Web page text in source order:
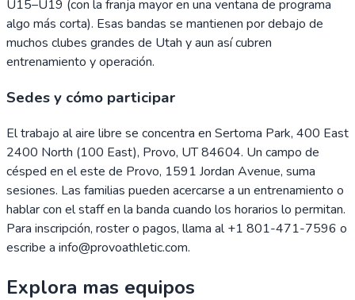
U15–U19 (con la franja mayor en una ventana de programa
algo más corta). Esas bandas se mantienen por debajo de
muchos clubes grandes de Utah y aun así cubren
entrenamiento y operación.
Sedes y cómo participar
El trabajo al aire libre se concentra en Sertoma Park, 400 East
2400 North (100 East), Provo, UT 84604. Un campo de
césped en el este de Provo, 1591 Jordan Avenue, suma
sesiones. Las familias pueden acercarse a un entrenamiento o
hablar con el staff en la banda cuando los horarios lo permitan.
Para inscripción, roster o pagos, llama al +1 801-471-7596 o
escribe a info@provoathletic.com.
Explora mas equipos